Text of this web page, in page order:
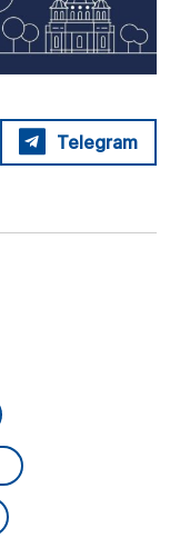
Telegram